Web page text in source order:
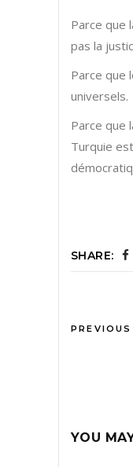
Parce que
pas la
Parce que
universels.
Parce que
Turquie
SHARE:
YOU